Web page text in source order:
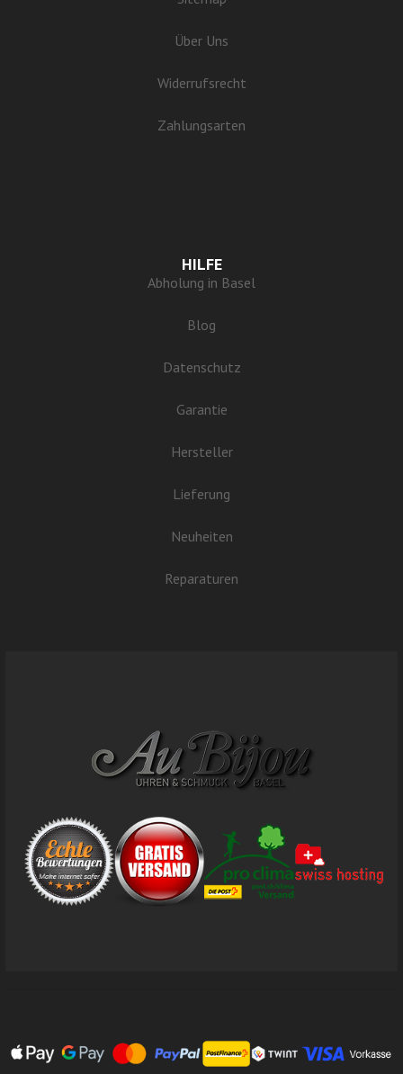
Über Uns
Widerrufsrecht
Zahlungsarten
HILFE
Abholung in Basel
Blog
Datenschutz
Garantie
Hersteller
Lieferung
Neuheiten
Reparaturen